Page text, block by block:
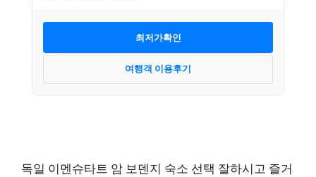
최저가확인
여행객 이용후기
독일 이멘슈타트 암 보덴지 숙소 선택 잘하시고 즐거